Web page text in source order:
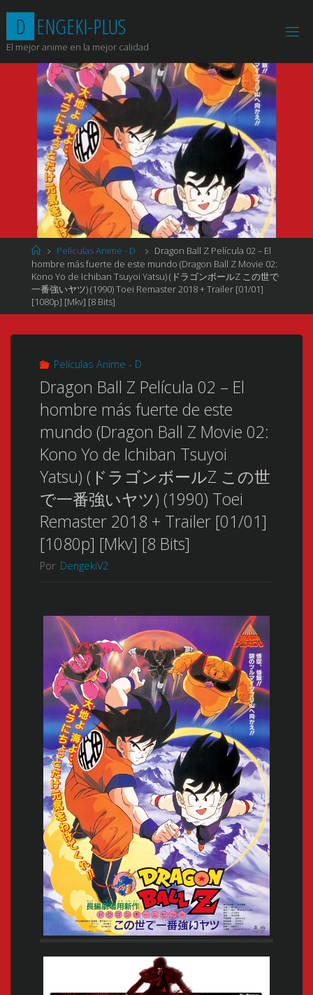
contenido
D ENGEKI-PLUS
El mejor anime en la mejor calidad
Página
de
Inicio
Películas Anime - D
Dragon Ball Z Película 02 – El
hombre más fuerte de este mundo (Dragon Ball Z Movie 02:
Kono Yo de Ichiban Tsuyoi Yatsu) (ドラゴンボールZ この世で
一番強いヤツ) (1990) Toei Remaster 2018 + Trailer [01/01]
[1080p] [Mkv] [8 Bits]
Películas Anime - D
Dragon Ball Z Película 02 – El
hombre más fuerte de este
mundo (Dragon Ball Z Movie 02:
Kono Yo de Ichiban Tsuyoi
Yatsu) (ドラゴンボールZ この世
で一番強いヤツ) (1990) Toei
Remaster 2018 + Trailer [01/01]
[1080p] [Mkv] [8 Bits]
Por DengekiV2